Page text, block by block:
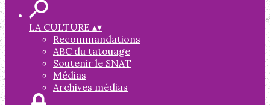
LA CULTURE ▴▾
Recommandations
ABC du tatouage
Soutenir le SNAT
Médias
Archives médias